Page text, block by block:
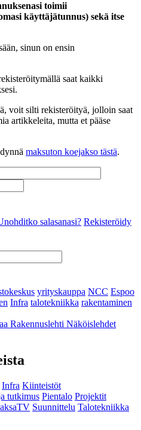
toimii
käyttäjätunnus) sekä itse
sinun on ensin
saat kaikki
voit silti rekisteröityä, jolloin saat
artikkeleita, mutta et pääse
maksuton koejakso tästä.
salasanasi? Rekisteröidy
yrityskauppa NCC Espoo
Infra talotekniikka rakentaminen
Rakennuslehti Näköislehdet
Infra Kiinteistöt
tutkimus Pientalo Projektit
Suunnittelu Talotekniikka